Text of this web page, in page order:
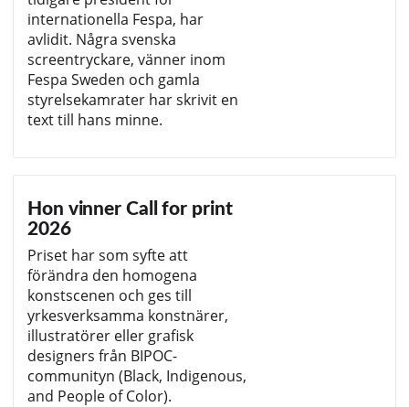
internationella Fespa, har
avlidit. Några svenska
screentryckare, vänner inom
Fespa Sweden och gamla
styrelsekamrater har skrivit en
text till hans minne.
Hon vinner Call for print
2026
Priset har som syfte att
förändra den homogena
konstscenen och ges till
yrkesverksamma konstnärer,
illustratörer eller grafisk
designers från BIPOC-
communityn (Black, Indigenous,
and People of Color).